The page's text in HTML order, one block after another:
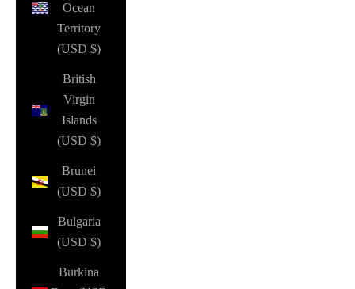
Ocean
Territory
(USD $)
British
Virgin
Islands
(USD $)
Brunei
(USD $)
Bulgaria
(USD $)
Burkina